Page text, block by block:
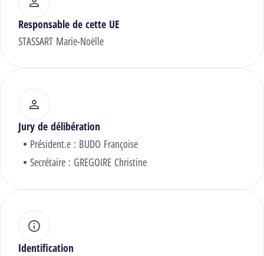
Responsable de cette UE
STASSART Marie-Noëlle
Jury de délibération
Président.e : BUDO Françoise
Secrétaire : GREGOIRE Christine
Identification